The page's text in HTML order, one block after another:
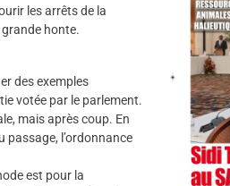
les arrêts de la
honte.
des exemples
votée par le parlement.
mais après coup. En
passage, l’ordonnance
est pour la